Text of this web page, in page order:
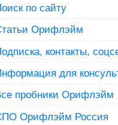
по сайту
Орифлэйм
контакты,
для
пробники Орифлэйм
Орифлэйм Россия